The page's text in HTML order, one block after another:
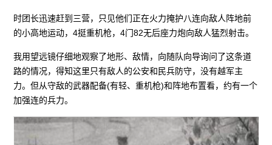
时团长迅速赶到三营，只见他们正在火力掩护八连向敌人阵地前
的小高地运动，4挺重机枪，4门82无后座力炮向敌人猛烈射击。
我用望远镜仔细地观察了地形、敌情，向随队向导询问了这条道
路的情况，得知这里只有敌人的公安和民兵防守，没有越军主
力。但从守敌的武器配备(有轻、重机枪)和阵地布置看，约有一个
加强连的兵力。